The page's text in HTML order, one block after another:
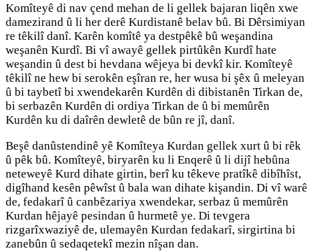
Komîteyê di nav çend mehan de li gellek bajaran liqên xwe
damezirand û li her derê Kurdistanê belav bû. Bi Dêrsimiyan
re têkilî danî. Karên komîtê ya destpêkê bû weşandina
weşanên Kurdî. Bi vî awayê gellek pirtûkên Kurdî hate
weşandin û dest bi hevdana wêjeya bi devkî kir. Komîteyê
têkilî ne hew bi serokên eşîran re, her wusa bi şêx û meleyan
û bi taybetî bi xwendekarên Kurdên di dibistanên Tirkan de,
bi serbazên Kurdên di ordiya Tirkan de û bi memûrên
Kurdên ku di daîrên dewletê de bûn re jî, danî.
Beşê danûstendinê yê Komîteya Kurdan gellek xurt û bi rêk
û pêk bû. Komîteyê, biryarên ku li Enqerê û li dijî hebûna
neteweyê Kurd dihate girtin, berî ku têkeve pratîkê dibîhîst,
digîhand kesên pêwîst û bala wan dihate kişandin. Di vî warê
de, fedakarî û canbêzariya xwendekar, serbaz û memûrên
Kurdan hêjayê pesindan û hurmetê ye. Di tevgera
rizgarîxwaziyê de, ulemayên Kurdan fedakarî, sirgirtina bi
zanebûn û sedaqetekî mezin nîşan dan.